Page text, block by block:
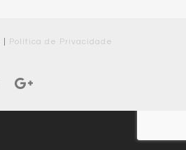
Política de Privacidade